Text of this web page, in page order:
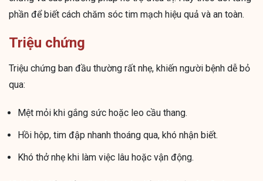
phần để biết cách chăm sóc tim mạch hiệu quả và an toàn.
Triệu chứng
Triệu chứng ban đầu thường rất nhẹ, khiến người bệnh dễ bỏ
qua:
Mệt mỏi khi gắng sức hoặc leo cầu thang.
Hồi hộp, tim đập nhanh thoáng qua, khó nhận biết.
Khó thở nhẹ khi làm việc lâu hoặc vận động.